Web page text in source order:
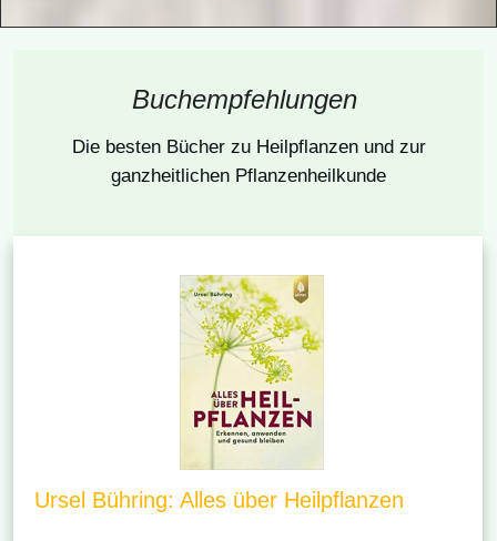
Buchempfehlungen
Die besten Bücher zu Heilpflanzen und zur
ganzheitlichen Pflanzenheilkunde
Ursel Bühring: Alles über Heilpflanzen